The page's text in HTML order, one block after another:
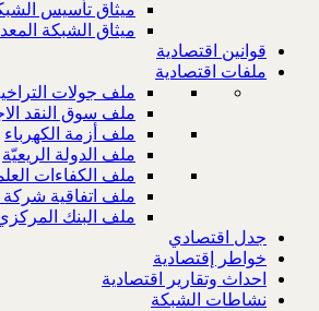
ميثاق تأسيس
ميثاق الشبكة
قوانين اقتصادية
ملفات اقتصادية
ملف جولات
ملف سوق النقد
ملف أزمة الكهرباء
ملف الدولة الريعيّة
ملف الكفاءات
ملف اتفاقية شركة
ملف البنك
جدل اقتصادي
خواطر إقتصادية
احداث وتقارير اقتصادية
نشاطات الشبكة